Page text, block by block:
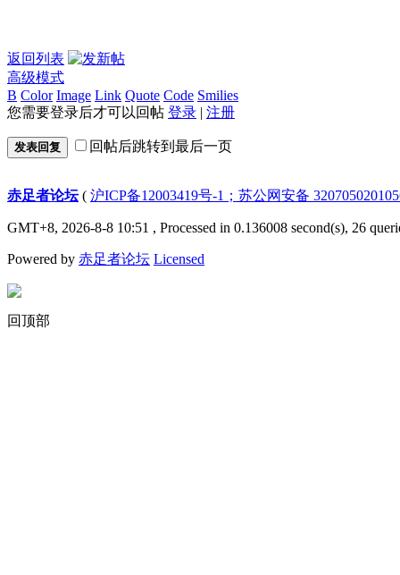
返回列表
高级模式
B Color Image Link Quote Code Smilies
您需要登录后才可以回帖 登录 | 注册
发表回复 回帖后跳转到最后一页
赤足者论坛( 沪ICP备12003419号-1；苏公网安备
GMT+8, 2026-8-8 10:51 , Processed in 0.136008 second(s), 26
Powered by 赤足者论坛 Licensed
回顶部